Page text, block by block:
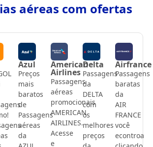
aéreas com ofertas
Azul
Preços
mais
baratos
de
Passagens
aéreas
da
American
Airlines
Passagens
aéreas
promocionais
AMERICAN
AIRLINES.
Acesse
e
Delta
Passagens
da
DELTA
com
os
melhores
preços
Airfrance
Passagens
baratas
da
AIR
FRANCE
você
econtroa